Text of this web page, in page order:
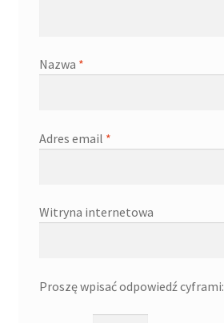
Nazwa *
Adres email *
Witryna internetowa
Proszę wpisać odpowiedź cyframi: